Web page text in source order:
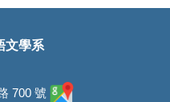
文學系
700 號